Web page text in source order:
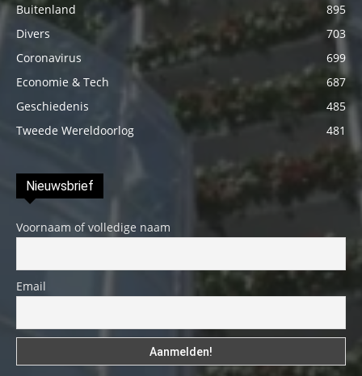
Buitenland
895
Divers
703
Coronavirus
699
Economie & Tech
687
Geschiedenis
485
Tweede Wereldoorlog
481
Nieuwsbrief
Voornaam of volledige naam
Email